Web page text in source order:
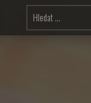
Vyhledávání